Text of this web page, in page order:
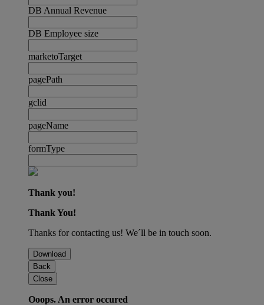
DB Annual Revenue
DB Employee size
marketoTarget
pagePath
gclid
pageName
formType
Thank you!
Thank You!
Thanks for contacting us! We´ll be in touch soon.
Download
Back
Close
Ooops. An error occured